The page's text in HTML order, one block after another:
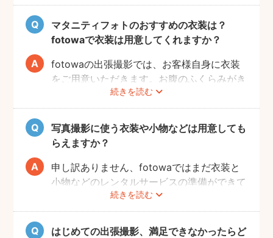
撮影事例を見たり、サッシュベルト等の撮影
小物について情報収集するのも楽しいです
よ。また、何より大事なのは被写体のママと
お腹の赤ちゃんの健康です。当日無理せず撮
影を行えるよう、日々健やかに過ごしていた
だければと思います。
マタニティフォトのおすすめの衣装は？
fotowaで衣装は用意してくれますか？
続きを読む
fotowaの出張撮影では、お客様自身に衣装
をご用意いただきます。お腹のふくらみがき
れいに見える薄手のお洋服や、チューブトッ
プにスカート等で、素肌を写すスタイルも人
気です。どうぞお好きな衣装で撮影を楽しん
でくださいね。
写真撮影に使う衣装や小物などは用意しても
らえますか？
続きを読む
申し訳ありません、fotowaではまだ衣装と
小物などのレンタルサービスの準備ができて
おりませんので、お客様ご自身にご用意をお
願いしております。
はじめての出張撮影、満足できなかったらど